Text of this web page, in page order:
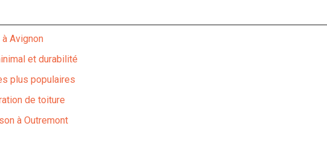
Avignon
et durabilité
plus populaires
de toiture
à Outremont